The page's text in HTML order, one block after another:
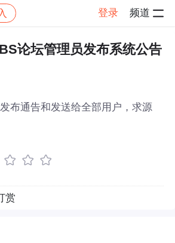
登录 频道
帖子详情
论坛管理员发布系统公告
布通告和发送给全部用户，求源
赏